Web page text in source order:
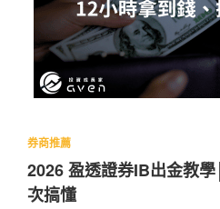
券商推薦
2026 盈透證券IB出金教
次搞懂